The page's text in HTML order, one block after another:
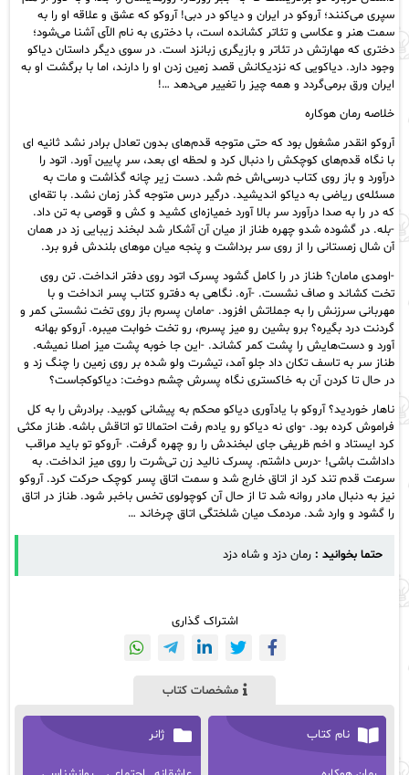
سپری می‌کنند؛ آروکو در ایران و دیاکو در دبی! آروکو که عشق و علاقه او را به
سمت هنر و عکاسی و تئاتر کشانده است، با دختری به نام الآی آشنا می‌شود؛
دختری که مهارتش در تئاتر و بازیگری زبانزد است. در سوی دیگر داستان دیاکو
وجود دارد. دیاکویی که نزدیکانش قصد زمین زدن او را دارند، اما با برگشت او به
ایران ورق برمی‌گردد و همه چیز را تغییر می‌دهد …!
خلاصه رمان هوکاره
آروکو انقدر مشغول بود که حتی متوجه قدم‌های بدون تعادل برادر نشد ثانیه ای
با نگاه قدم‌های کوچکش را دنبال کرد و لحظه ای بعد، سر پایین آورد. اتود را
درآورد و باز روی کتاب درسی‌اش خم شد. دست زیر چانه گذاشت و مات به
مسئله‌ی ریاضی به دیاکو اندیشید. درگیر درس متوجه گذر زمان نشد. با تقه‌ای
که در را به صدا درآورد سر بالا آورد خمیازه‌ای کشید و کش و قوصی به تن داد.
-بله. در گشوده شدو چهره طناز از میان آن آشکار شد لبخند زیبایی زد در همان
آن شال زمستانی را از روی سر برداشت و پنجه میان موهای بلندش فرو برد.
-اومدی مامان؟ طناز در را کامل گشود پسرک اتود روی دفتر انداخت. تن روی
تخت کشاند و صاف نشست. -آره. نگاهی به دفترو کتاب پسر انداخت و با
مهربانی سرزنش را به جملاتش افزود. -مامان پسرم باز روی تخت نشستی کمر و
گردنت درد بگیره؟ برو بشین رو میز پسرم، رو تخت خوابت میبره. آروکو بهانه
آورد و دست‌هایش را پشت کمر کشاند. -این جا خوبه پشت میز اصلا نمیشه.
طناز سر به تاسف تکان داد جلو آمد، تیشرت ولو شده بر روی زمین را چنگ زد و
در حال تا کردن آن به خاکستری نگاه پسرش چشم دوخت: دیاکوکجاست؟
ناهار خوردید؟ آروکو با یادآوری دیاکو محکم به پیشانی کوبید. برادرش را به کل
فراموش کرده بود. -وای نه دیاکو رو یادم رفت احتمالا تو اتاقش باشه. طناز مکثی
کرد ایستاد و اخم ظریفی جای لبخندش را رو چهره گرفت. -آروکو تو باید مراقب
داداشت باشی! -درس داشتم. پسرک نالید زن تی‌شرت را روی میز انداخت. به
سرعت قدم تند کرد از اتاق خارج شد و سمت اتاق پسر کوچک حرکت کرد. آروکو
نیز به دنبال مادر روانه شد تا از حال آن کوچولوی تخس باخبر شود. طناز در اتاق
را گشود و وارد شد. مردمک میان شلختگی اتاق چرخاند …
حتما بخوانید : رمان دزد و شاه دزد
اشتراک گذاری
مشخصات کتاب
نام کتاب ژانر